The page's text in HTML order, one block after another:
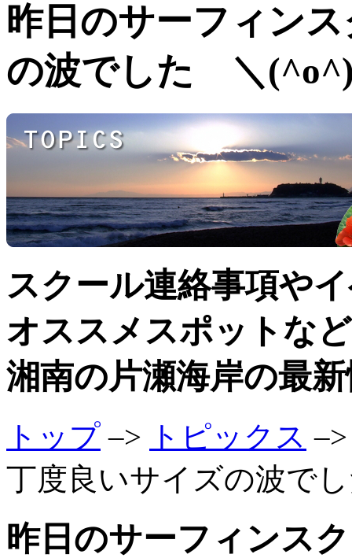
昨日のサーフィン
の波でした ＼
スクール連絡事項や
オススメスポットなど
湘南の片瀬海岸の最
トップ –> トピックス
丁度良いサイズの波で
昨日のサーフィンス